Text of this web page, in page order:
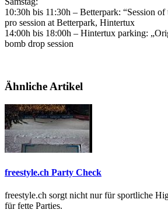
10:30h bis 11:30h – Betterpark: “Session
pro session at Betterpark, Hintertux
14:00h bis 18:00h – Hintertux parking:
bomb drop session
Ähnliche Artikel
freestyle.ch Party Check
freestyle.ch sorgt nicht nur für sportliche
für fette Parties.